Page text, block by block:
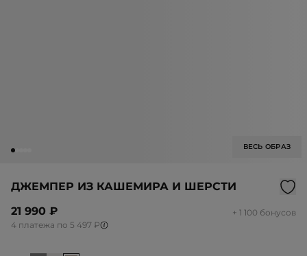
ВЕСЬ ОБРАЗ
ДЖЕМПЕР ИЗ КАШЕМИРА И ШЕРСТИ
21 990 ₽
+ 1 100 бонусов
4 платежа по 5 497 ₽